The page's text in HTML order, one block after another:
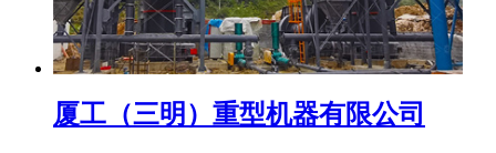
厦工（三明）重型机器有限公司